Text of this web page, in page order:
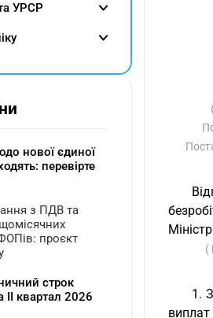
(
1.
УРСР
нової єдиної
перевірте
з ПДВ та
проєкт
строк
ІI квартал 2026